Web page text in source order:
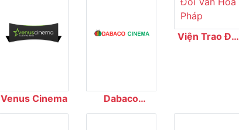
Venus Cinema
Dabaco
Cinema
Viện Trao Đổi